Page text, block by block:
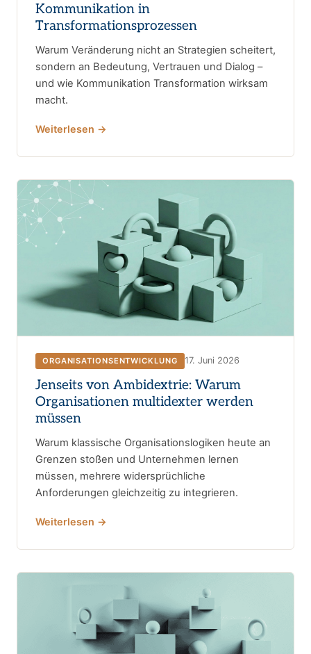
Kommunikation in
Transformationsprozessen
Warum Veränderung nicht an Strategien scheitert,
sondern an Bedeutung, Vertrauen und Dialog –
und wie Kommunikation Transformation wirksam
macht.
Weiterlesen →
ORGANISATIONSENTWICKLUNG 17. Juni 2026
Jenseits von Ambidextrie: Warum
Organisationen multidexter werden
müssen
Warum klassische Organisationslogiken heute an
Grenzen stoßen und Unternehmen lernen
müssen, mehrere widersprüchliche
Anforderungen gleichzeitig zu integrieren.
Weiterlesen →